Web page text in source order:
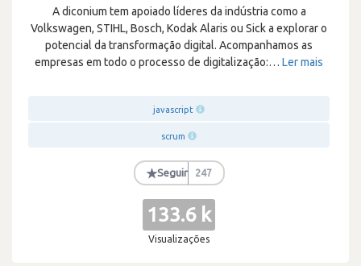
A diconium tem apoiado líderes da indústria como a
Volkswagen, STIHL, Bosch, Kodak Alaris ou Sick a explorar o
potencial da transformação digital. Acompanhamos as
empresas em todo o processo de digitalização:… Ler mais
javascript
scrum
★Seguir 247
133.6 k
Visualizações